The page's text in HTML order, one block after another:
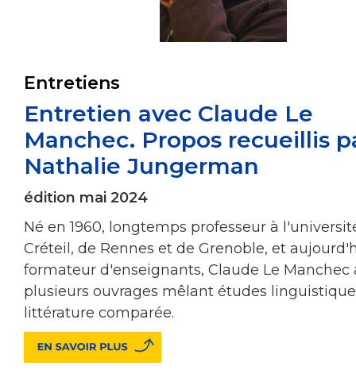
Entretiens
Entretien avec Claude Le
Manchec. Propos recueillis
Nathalie Jungerman
édition mai 2024
Né en 1960, longtemps professeur à
Créteil, de Rennes et de Grenoble, et
formateur d'enseignants, Claude Le Manchec
plusieurs ouvrages mêlant études
littérature comparée.